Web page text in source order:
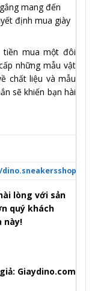
mang đến
định mua giày
tiền mua một đôi
những mẫu vật
chất liệu và mẫu
sẽ khiến bạn hài
lòng với sản
quý khách
này!
Giaydino.com